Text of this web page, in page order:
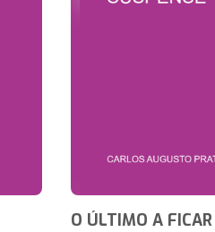
O ÚLTIMO A